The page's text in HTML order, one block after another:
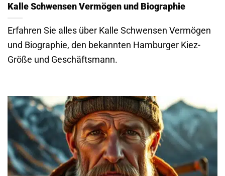
Kalle Schwensen Vermögen und Biographie
Erfahren Sie alles über Kalle Schwensen Vermögen
und Biographie, den bekannten Hamburger Kiez-
Größe und Geschäftsmann.